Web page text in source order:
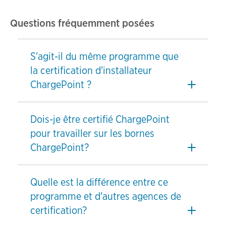
Questions fréquemment posées
S'agit-il du même programme que
la certification d'installateur
ChargePoint ?
Dois-je être certifié ChargePoint
pour travailler sur les bornes
ChargePoint?
Quelle est la différence entre ce
programme et d'autres agences de
certification?